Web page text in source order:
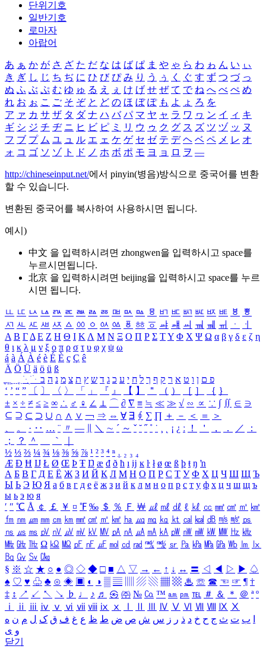
단위기호
일반기호
로마자
아랍어
あ ぁ か が さ ざ た だ な は ば ぱ ま や ゃ ら わ ゎ ん い ぃ
き ぎ し じ ち ぢ に ひ び ぴ み り う ぅ く ぐ す ず つ づ っ
ぬ ふ ぶ ぷ む ゆ ゅ る え ぇ け げ せ ぜ て で ね へ べ ぺ め
れ お ぉ こ ご そ ぞ と ど の ほ ぼ ぽ も よ ょ ろ を
ア ァ カ サ ザ タ ダ ナ ハ バ パ マ ヤ ャ ラ ワ ヮ ン イ ィ キ
ギ シ ジ チ ヂ ニ ヒ ビ ピ ミ リ ウ ゥ ク グ ス ズ ツ ヅ ッ ヌ
フ ブ プ ム ユ ュ ル エ ェ ケ ゲ セ ゼ テ デ ヘ ベ ペ メ レ オ
ォ コ ゴ ソ ゾ ト ド ノ ホ ボ ポ モ ヨ ョ ロ ヲ ―
http://chineseinput.net/에서 pinyin(병음)방식으로 중국어를 변환
할 수 있습니다.
변환된 중국어를 복사하여 사용하시면 됩니다.
예시)
中文 을 입력하시려면 zhongwen을 입력하시고 space를
누르시면됩니다.
北京 을 입력하시려면 beijing을 입력하시고 space를 누르
시면 됩니다.
ㅥ ㅦ ㅧ ㅨ ㅩ ㅪ ㅫ ㅬ ㅭ ㅮ ㅯ ㅰ ㅱ ㅲ ㅳ ㅴ ㅵ ㅶ ㅷ ㅸ
ㅹ
ㅺ ㅻ ㅼ ㅽ ㅾ ㅿ ㆀ ㆁ ㆂ ㆃ ㆄ ㆅ ㆆ ㆇ ㆈ ㆉ ㆊ ㆋ ㆌ ㆍ
ㆎ
Α Β ΓΔ Ε Ζ Η Θ Ι ΚΛ Μ Ν Ξ Ο Π Ρ Σ ΤΥ Φ Χ Ψ Ω α β γ δ ε ζ η
θ ι κ λ μ ν ξ ο π ρ σ τ υ φ χ ψ ω
á à Á À é è É È ç Ç ê
Ä Ö Ü ä ö ü ß
ִֶֹ ֻּ ׁׂ פ ם ן ו ט א ר ק ף ך ל ח י ע כ ג ד ש ץ ת צ מ נ ה ב
‘ ’ “ ” 〔 〕 〈 〉 「 」 『 』 【 】 ＂ （ ） ［ ］ ｛ ｝
± × ÷ ≠ ≤ ≥ ∞ ∴ ♂ ♀ ∠ ⊥ ⌒ ∂ ∇ ≡ ≒ ≪ ≫ √ ∽ ∝ ∵ ∫ ∬ ∈ ∋
⊆ ⊇ ⊂ ⊃ ∪ ∩ ∧ ∨ ￢ ⇒ ⇔ ∀ ∃ ∮ ∑ ∏ ＋ － ＜ ＝
＞
、
。 · ‥ … ¨ 〃 ― ＼ ∼ ´ ～ ˇ ˘ ˝ ˚ ˙ ¸ ¡ ¿ ː ！ ＇ ， ． ／
：
；
？ ＾ ｀
½ ⅓ ⅔ ¼ ¾ ⅛ ⅜ ⅝ ⅞ ¹ ² ³ ⁴ ⁿ ₁ ₂ ₃ ₄
Æ Ð Ħ Ĳ Ł Ø Œ Þ Ŧ Ŋ æ đ ð ħ ı ĳ ĸ ŀ ł ø œ ß þ ŧ ŋ ŉ
А Б В Г Д Е Ё Ж З И Й К Л М Н О П Р С Т У Ф Х Ц Ч Ш Щ Ъ
Ы Ь Э Ю Я а б в г д е ё ж з и й к л м н о п р с т у ф х ц ч ш щ ъ
ы ь э ю я
′ ″ ℃ Å ￠ ￡ ￥ ¤ ℉ ‰ ＄ ％ Ｆ ￦ ㎕ ㎖ ㎗ ℓ ㎘ ㏄ ㎣ ㎤ ㎥ ㎦
㎙ ㎚ ㎛ ㎜ ㎝ ㎞ ㎟ ㎠ ㎡ ㎢ ㏊ ㎍ ㎎ ㎏ ㏏ ㎈ ㎉ ㏈ ㎧ ㎨ ㎰
㎱ ㎲ ㎳ ㎴ ㎵ ㎶ ㎷ ㎸ ㎹ ㎀ ㎁ ㎂ ㎃ ㎄ ㎺ ㎻ ㎽ ㎾ ㎿ ㎐ ㎑
㎒ ㎓ ㎔ Ω ㏀ ㏁ ㎊ ㎋ ㎌ ㏖ ㏅ ㎭ ㎮ ㎯ ㏛ ㎩ ㎪ ㎫ ㎬ ㏝ ㏐
㏓
㏃ ㏉ ㏜ ㏆
§ ※ ☆ ★ ○ ● ◎ ◇ ◆ □ ■ △ ▽ → ← ↑ ↓ ↔ 〓 ◁ ◀ ▷ ▶ ♤
♠ ♡ ♥ ♧ ♣ ⊙ ◈ ▣ ◐ ◑ ▒ ▤ ▨ ▧ ▦ ▩ ♨ ☏ ☎ ☜ ☞ ¶ †
‡ ↕ ↗ ↙ ↖ ↘ ♭ ♩ ♪ ♬ ㉿ ㈜ № ㏇ ™ ㏂ ㏘ ℡ ＃ ＆ ＊ ＠ ª º
ⅰ
ⅱ ⅲ ⅳ ⅴ ⅵ ⅶ ⅷ ⅸ ⅹ Ⅳ Ⅴ Ⅵ Ⅶ Ⅷ Ⅸ Ⅹ
ب ت ث ج ح خ د ذ ر ز س ش ص ض ط ظ ع غ ف ق ک ل م ن ه
و ی
닫기